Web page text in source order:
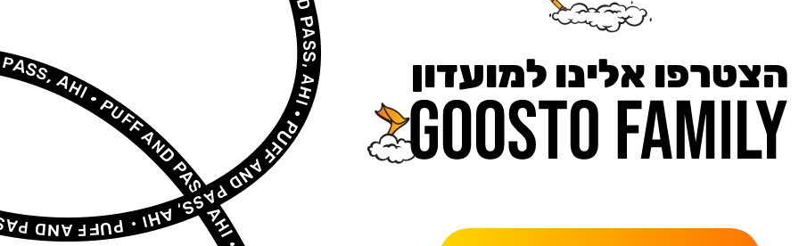
הצטרפו אלינו למועדון